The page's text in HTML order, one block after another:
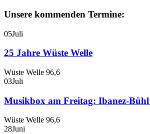
Unsere kommenden Termine:
05Juli
25 Jahre Wüste Welle
Wüste Welle 96,6
03Juli
Musikbox am Freitag: Ibanez-
Wüste Welle 96,6
28Juni